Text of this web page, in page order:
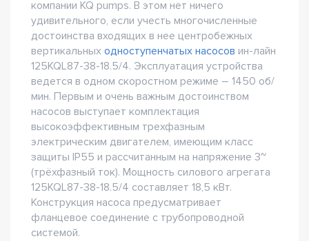
компании KQ pumps. В этом нет ничего
удивительного, если учесть многочисленные
достоинства входящих в нее центробежных
вертикальных одноступенчатых насосов ин-лайн
125KQL87-38-18.5/4. Эксплуатация устройства
ведется в одном скоростном режиме – 1450 об/
мин. Первым и очень важным достоинством
насосов выступает комплектация
высокоэффективным трехфазным
электрическим двигателем, имеющим класс
защиты IP55 и рассчитанным на напряжение 3~
(трёхфазный ток). Мощность силового агрегата
125KQL87-38-18.5/4 составляет 18,5 кВт.
Конструкция насоса предусматривает
фланцевое соединение с трубопроводной
системой.